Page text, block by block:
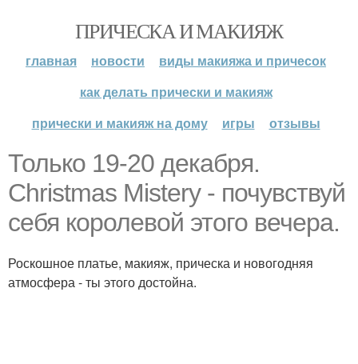
ПРИЧЕСКА И МАКИЯЖ
главная новости
виды макияжа и причесок
как делать прически и макияж
прически и макияж на дому
игры отзывы
Только 19-20 декабря.
Christmas Mistery - почувствуй
себя королевой этого вечера.
Роскошное платье, макияж, прическа и новогодняя
атмосфера - ты этого достойна.